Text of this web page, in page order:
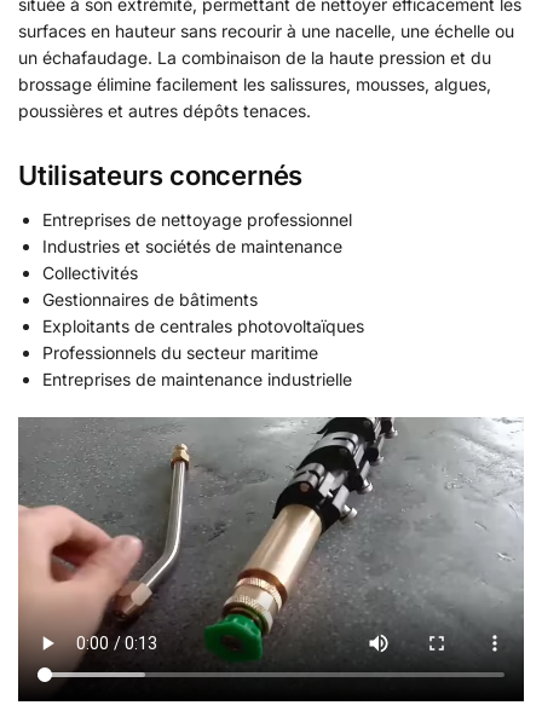
située à son extrémité, permettant de nettoyer efficacement les
surfaces en hauteur sans recourir à une nacelle, une échelle ou
un échafaudage. La combinaison de la haute pression et du
brossage élimine facilement les salissures, mousses, algues,
poussières et autres dépôts tenaces.
Utilisateurs concernés
Entreprises de nettoyage professionnel
Industries et sociétés de maintenance
Collectivités
Gestionnaires de bâtiments
Exploitants de centrales photovoltaïques
Professionnels du secteur maritime
Entreprises de maintenance industrielle